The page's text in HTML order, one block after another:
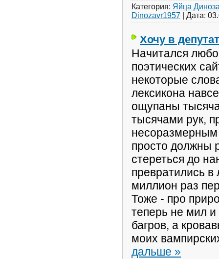
Категория: Яйца
Dinozavr1957
Дата:
Хочу в
Начитался
поэтических
некоторые
лексикона
ощупаны
тысячами рук,
несоразмерным
просто должны
стереться до
превратились в
миллион раз
Тоже - про
теперь не мил
багров, а
моих
дальше »